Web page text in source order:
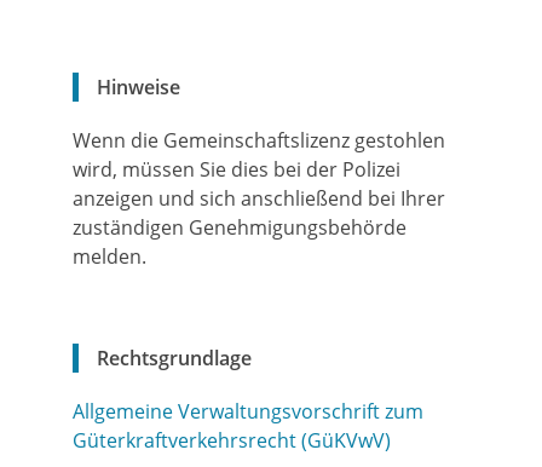
Hinweise
Wenn die Gemeinschaftslizenz gestohlen
wird, müssen Sie dies bei der Polizei
anzeigen und sich anschließend bei Ihrer
zuständigen Genehmigungsbehörde
melden.
Rechtsgrundlage
Allgemeine Verwaltungsvorschrift zum
Güterkraftverkehrsrecht (GüKVwV)